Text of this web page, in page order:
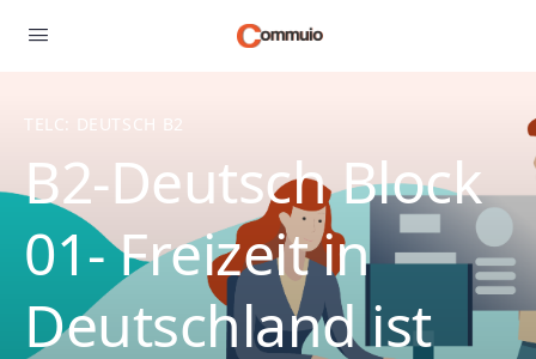
TELC: DEUTSCH B2
B2-Deutsch Block
01- Freizeit in
Deutschland ist